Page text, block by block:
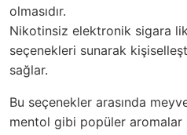
olmasıdır.
Nikotinsiz elektronik sigara
seçenekleri sunarak
sağlar.
Bu seçenekler arasında
mentol gibi popüler